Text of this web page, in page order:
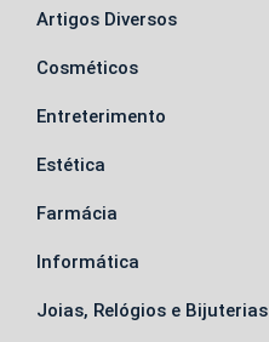
Artigos Diversos
Cosméticos
Entreterimento
Estética
Farmácia
Informática
Joias, Relógios e Bijuterias